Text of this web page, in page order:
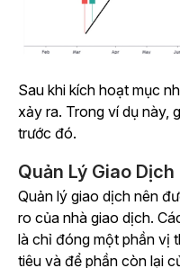
Sau khi kích hoạt mục
xảy ra. Trong ví dụ này,
trước đó.
Quản Lý Giao Dịch
Quản lý giao dịch nên
ro của nhà giao dịch.
là chỉ đóng một phần vị
tiêu và để phần còn lại